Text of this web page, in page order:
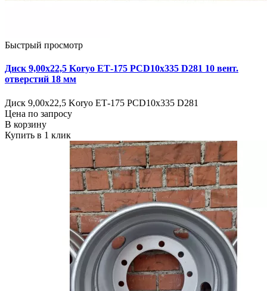
Быстрый просмотр
Диск 9,00х22,5 Koryo ЕТ-175 PCD10x335 D281 10 вент.
отверстий 18 мм
Диск 9,00х22,5 Koryo ЕТ-175 PCD10x335 D281
Цена по запросу
В корзину
Купить в 1 клик